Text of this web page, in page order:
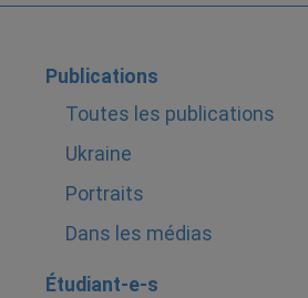
Publications
Toutes les publications
Ukraine
Portraits
Dans les médias
Étudiant-e-s